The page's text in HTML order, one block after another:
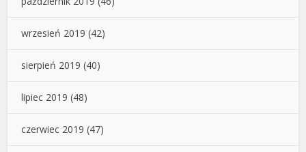
wrzesień 2019 (42)
sierpień 2019 (40)
lipiec 2019 (48)
czerwiec 2019 (47)